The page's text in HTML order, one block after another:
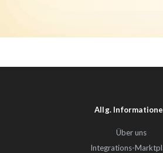
Allg.
Über uns
Integrations-